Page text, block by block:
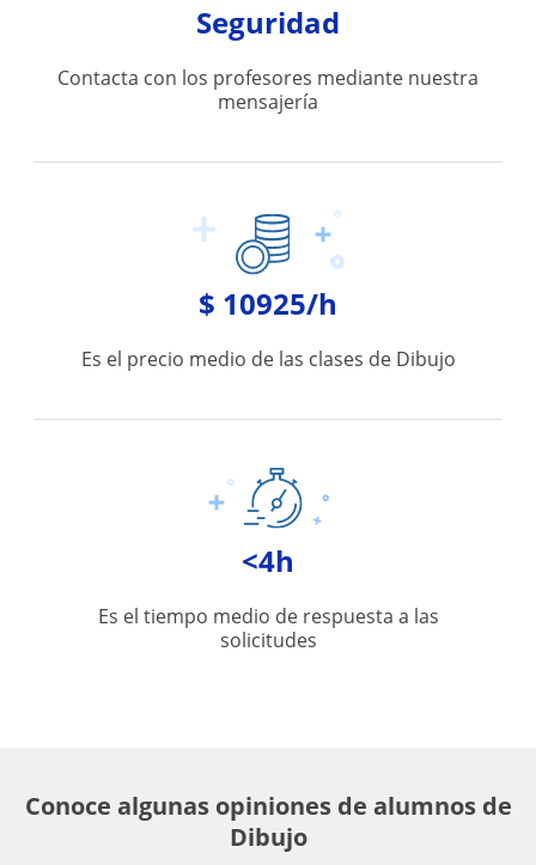
Seguridad
Contacta con los profesores mediante nuestra
mensajería
$ 10925/h
Es el precio medio de las clases de Dibujo
<4h
Es el tiempo medio de respuesta a las
solicitudes
Conoce algunas opiniones de alumnos de
Dibujo